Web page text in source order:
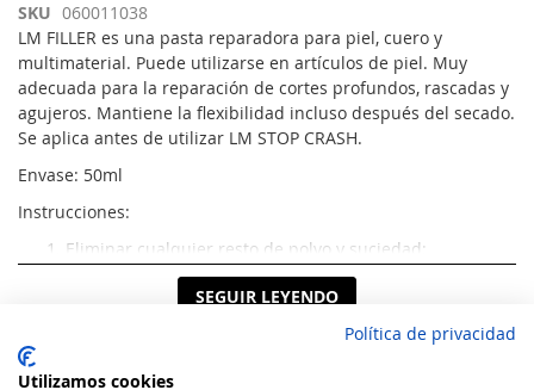
SKU 060011038
LM FILLER es una pasta reparadora para piel, cuero y
multimaterial. Puede utilizarse en artículos de piel. Muy
adecuada para la reparación de cortes profundos, rascadas y
agujeros. Mantiene la flexibilidad incluso después del secado.
Se aplica antes de utilizar LM STOP CRASH.
Envase: 50ml
Instrucciones:
Eliminar cualquier resto de polvo y suciedad;
Usar LM RELLENO para cubrir el corte, agujero o
rascada en la piel utilizando un cepillo pequeño y
distribuyendo el producto de manera uniforme.
Dejar secar al menos 6 -8 horas o si es posible, toda la
SEGUIR LEYENDO
Política de privacidad
Utilizamos cookies